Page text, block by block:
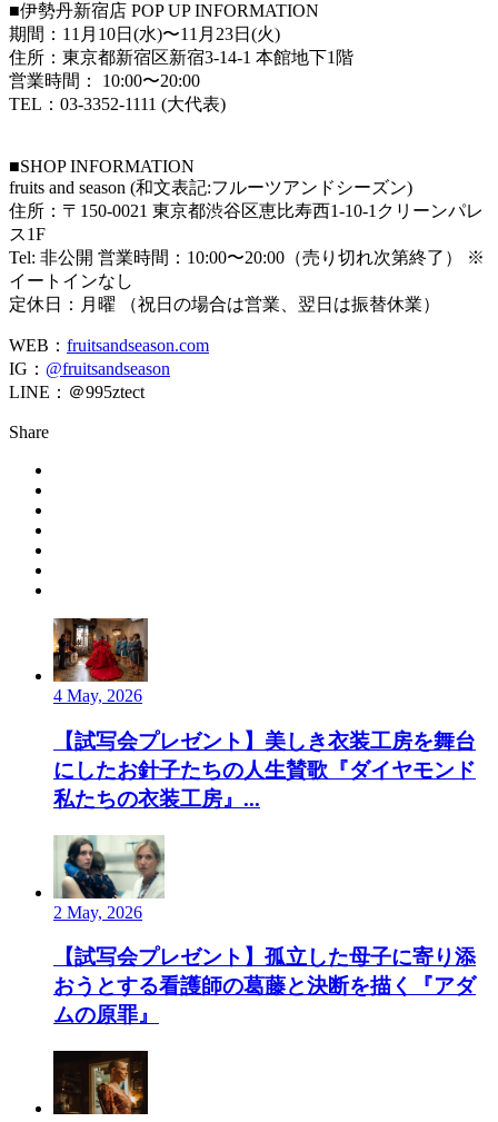
■伊勢丹新宿店 POP UP INFORMATION
期間：11月10日(水)〜11月23日(火)
住所：東京都新宿区新宿3-14-1 本館地下1階
営業時間： 10:00〜20:00
TEL：03-3352-1111 (大代表)
■SHOP INFORMATION
fruits and season (和文表記:フルーツアンドシーズン)
住所：〒150-0021 東京都渋谷区恵比寿西1-10-1クリーンパレ
ス1F
Tel: 非公開 営業時間：10:00〜20:00（売り切れ次第終了） ※
イートインなし
定休日：月曜 （祝日の場合は営業、翌日は振替休業）
WEB： fruitsandseason.com
IG： @fruitsandseason
LINE：＠995ztect
Share
4 May, 2026
【試写会プレゼント】美しき衣装工房を舞台
にしたお針子たちの人生賛歌『ダイヤモンド
私たちの衣装工房』...
2 May, 2026
【試写会プレゼント】孤立した母子に寄り添
おうとする看護師の葛藤と決断を描く『アダ
ムの原罪』